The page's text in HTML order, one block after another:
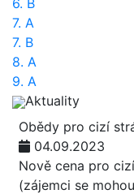
6. B
7. A
7. B
8. A
9. A
Aktuality
Obědy pro cizí
04.09.2023
Nově cena pro
(zájemci se